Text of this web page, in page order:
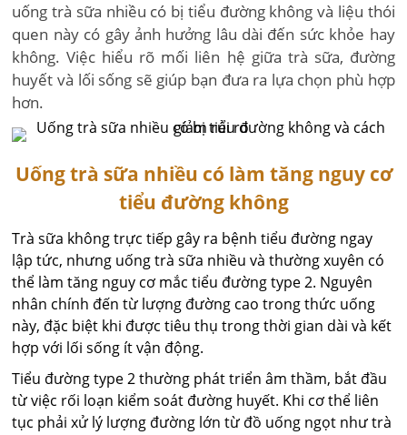
uống trà sữa nhiều có bị tiểu đường không và liệu thói
quen này có gây ảnh hưởng lâu dài đến sức khỏe hay
không. Việc hiểu rõ mối liên hệ giữa trà sữa, đường
huyết và lối sống sẽ giúp bạn đưa ra lựa chọn phù hợp
hơn.
Uống trà sữa nhiều có làm tăng nguy cơ
tiểu đường không
Trà sữa không trực tiếp gây ra bệnh tiểu đường ngay
lập tức, nhưng uống trà sữa nhiều và thường xuyên có
thể làm tăng nguy cơ mắc tiểu đường type 2. Nguyên
nhân chính đến từ lượng đường cao trong thức uống
này, đặc biệt khi được tiêu thụ trong thời gian dài và kết
hợp với lối sống ít vận động.
Tiểu đường type 2 thường phát triển âm thầm, bắt đầu
từ việc rối loạn kiểm soát đường huyết. Khi cơ thể liên
tục phải xử lý lượng đường lớn từ đồ uống ngọt như trà